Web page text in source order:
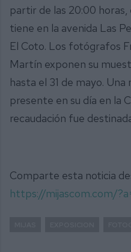
partir de las 20:00
tiene en la avenida Las
El Coto. Los fotógrafos
Martín exponen su
hasta el 31 de mayo.
presente en su día en la
recaudación fue
Comparte esta noticia
https://mijascom.com/